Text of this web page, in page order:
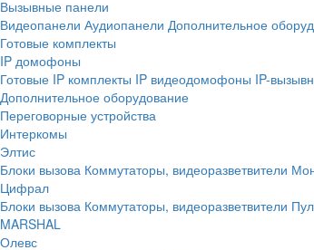
Вызывные панели
Видеопанели Аудиопанели Дополнительное
Готовые комплекты
IP домофоны
Готовые IP комплекты IP видеодомофоны IP-
Дополнительное оборудование
Переговорные устройства
Интеркомы
Элтис
Блоки вызова Коммутаторы, видеоразветвители
Цифрал
Блоки вызова Коммутаторы, видеоразветвители
MARSHAL
Олевс